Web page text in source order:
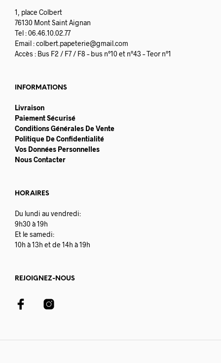
1, place Colbert
76130 Mont Saint Aignan
Tel : 06.46.10.02.77
Email :colbert.papeterie@gmail.com
Accès : Bus F2 / F7 / F8 – bus n°10 et n°43 – Teor n°1
INFORMATIONS
Livraison
Paiement Sécurisé
Conditions Générales De Vente
Politique De Confidentialité
Vos Données Personnelles
Nous Contacter
HORAIRES
Du lundi au vendredi:
9h30 à 19h
Et le samedi:
10h à 13h et de 14h à 19h
REJOIGNEZ-NOUS